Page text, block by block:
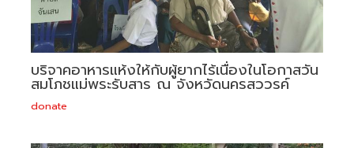
บริจาคอาหารแห้งให้กับผู้ยากไร้เนื่องในโอกาสวัน
สมโภชแม่พระรับสาร ณ จังหวัดนครสววรค์
donate